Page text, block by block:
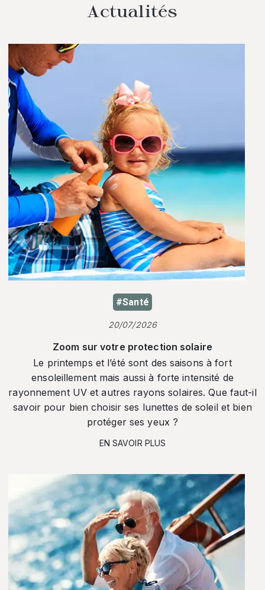
Actualités
#Santé
20/07/2026
Zoom sur votre protection solaire
Le printemps et l’été sont des saisons à fort
ensoleillement mais aussi à forte intensité de
rayonnement UV et autres rayons solaires. Que faut-il
savoir pour bien choisir ses lunettes de soleil et bien
protéger ses yeux ?
EN SAVOIR PLUS